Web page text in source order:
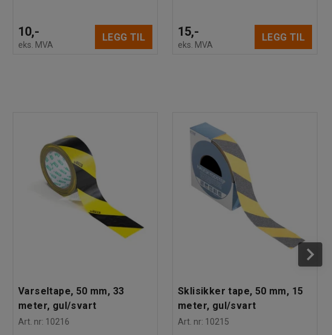
10,-
eks. MVA
LEGG TIL 15,-
eks. MVA
LEGG TIL
Varseltape, 50 mm, 33
meter, gul/svart
Art. nr: 10216
Sklisikker tape, 50 mm, 15
meter, gul/svart
Art. nr: 10215